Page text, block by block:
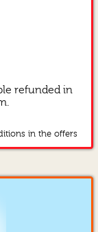
refunded in
in the offers